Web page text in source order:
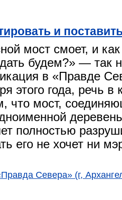
и
мост смоет, и
будем?» — так
в «Правде
этого года, речь в
что мост,
полностью
его не хочет ни
Севера» (г,